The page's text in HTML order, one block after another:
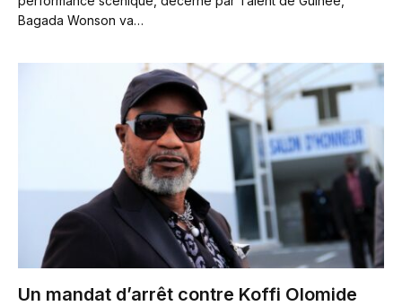
Bagada Wonson va…
Un mandat d’arrêt contre Koffi Olomide